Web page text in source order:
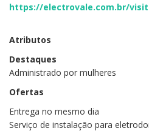
https://electrovale.com.br/
Atributos
Destaques
Administrado por mulheres
Ofertas
Entrega no mesmo dia
Serviço de instalação para